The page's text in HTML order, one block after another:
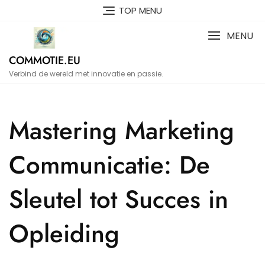
TOP MENU
COMMOTIE.EU
Verbind de wereld met innovatie en passie.
MENU
Mastering Marketing
Communicatie: De
Sleutel tot Succes in
Opleiding